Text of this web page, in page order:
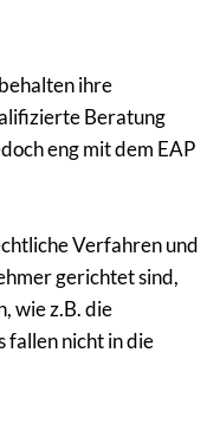
ihre
Beratung
eng mit dem EAP
Verfahren und
gerichtet sind,
wie z.B. die
fallen nicht in die